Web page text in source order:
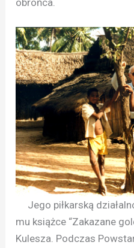
Jego piłkarską
mu książce “Zakazane
Kulesza. Podczas